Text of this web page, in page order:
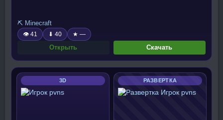
⛏️ Minecraft
👁 41 ⬇ 40 ★ —
Открыть Скачать
3D РАЗВЕРТКА